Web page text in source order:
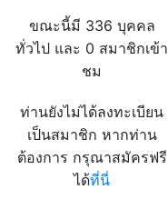
ขณะนี้มี 336 บุคคล
ทั่วไป และ 0 สมาชิกเข้า
ชม
ท่านยังไม่ได้ลงทะเบียน
เป็นสมาชิก หากท่าน
ต้องการ กรุณาสมัครฟรี
ได้ที่นี่